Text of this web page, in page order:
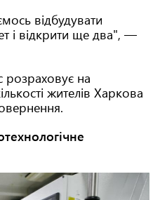
відбудувати
і відкрити ще два", —
розраховує на
жителів Харкова